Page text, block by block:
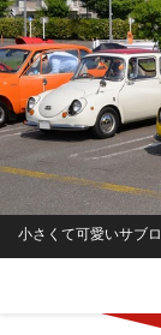
小さくて可愛いサブ